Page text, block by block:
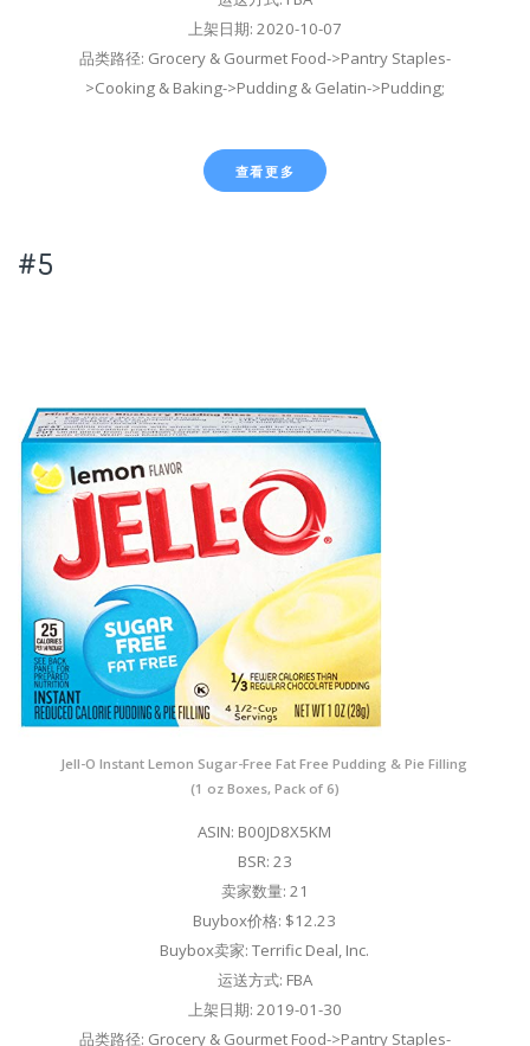
上架日期: 2020-10-07
品类路径: Grocery & Gourmet Food->Pantry Staples-
>Cooking & Baking->Pudding & Gelatin->Pudding;
查看更多
#5
Jell-O Instant Lemon Sugar-Free Fat Free Pudding & Pie Filling
(1 oz Boxes, Pack of 6)
ASIN: B00JD8X5KM
BSR: 23
卖家数量: 21
Buybox价格: $12.23
Buybox卖家: Terrific Deal, Inc.
运送方式: FBA
上架日期: 2019-01-30
品类路径: Grocery & Gourmet Food->Pantry Staples-